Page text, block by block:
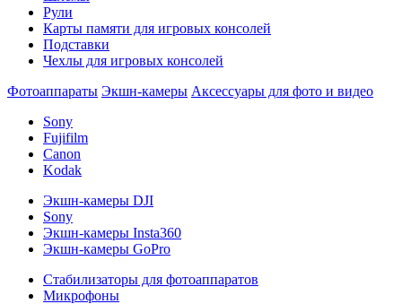
Рули
Карты памяти для игровых консолей
Подставки
Чехлы для игровых консолей
Фотоаппараты Экшн-камеры Аксессуары для фото и видео
Sony
Fujifilm
Canon
Kodak
Экшн-камеры DJI
Sony
Экшн-камеры Insta360
Экшн-камеры GoPro
Стабилизаторы для фотоаппаратов
Микрофоны